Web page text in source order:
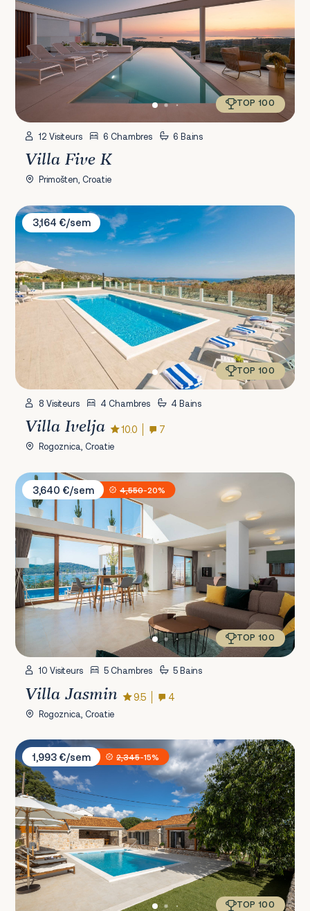
TOP 100
12 Visiteurs 6 Chambres 6 Bains
Villa Five K
Primošten, Croatie
Villa Ivelja
3,164 €/sem
TOP 100
8 Visiteurs 4 Chambres 4 Bains
Villa Ivelja 10.0 7
Rogoznica, Croatie
Villa Jasmin
3,640 €/sem
4,550-20%
TOP 100
10 Visiteurs 5 Chambres 5 Bains
Villa Jasmin 9.5 4
Rogoznica, Croatie
Villa Casa di Perla
1,993 €/sem
2,345-15%
TOP 100